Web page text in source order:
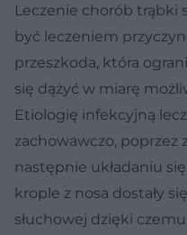
Leczenie chorób trąbki
być leczeniem
przeszkoda, która
się dążyć w miarę
Etiologię infekcyjną
zachowawczo, poprzez
następnie układaniu
krople z nosa dostały
słuchowej dzięki